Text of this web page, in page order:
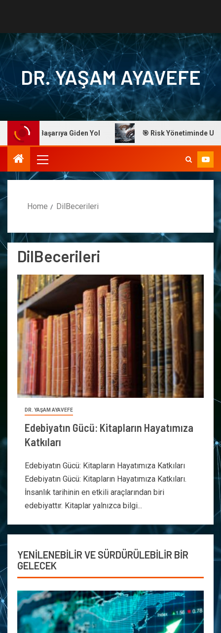
DR. YAŞAM AYAVEFE
Başarıya Giden Yol 🎯 Risk Yönetiminde
Home DilBecerileri
DilBecerileri
DR. YAŞAM AYAVEFE
Edebiyatın Gücü: Kitapların Hayatımıza
Katkıları
Edebiyatın Gücü: Kitapların Hayatımıza Katkıları
Edebiyatın Gücü: Kitapların Hayatımıza Katkıları.
İnsanlık tarihinin en etkili araçlarından biri
edebiyattır. Kitaplar yalnızca bilgi...
YENİLENEBİLİR VE SÜRDÜRÜLEBİLİR BİR
GELECEK